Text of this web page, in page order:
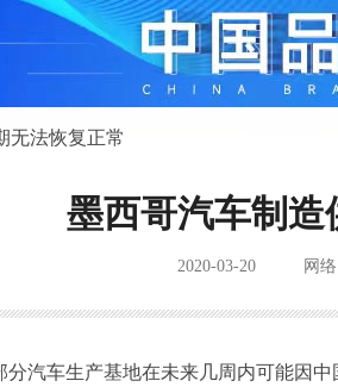
无法恢复正常
墨西哥汽车制造
2020-03-20 网络
汽车生产基地在未来几周内可能因